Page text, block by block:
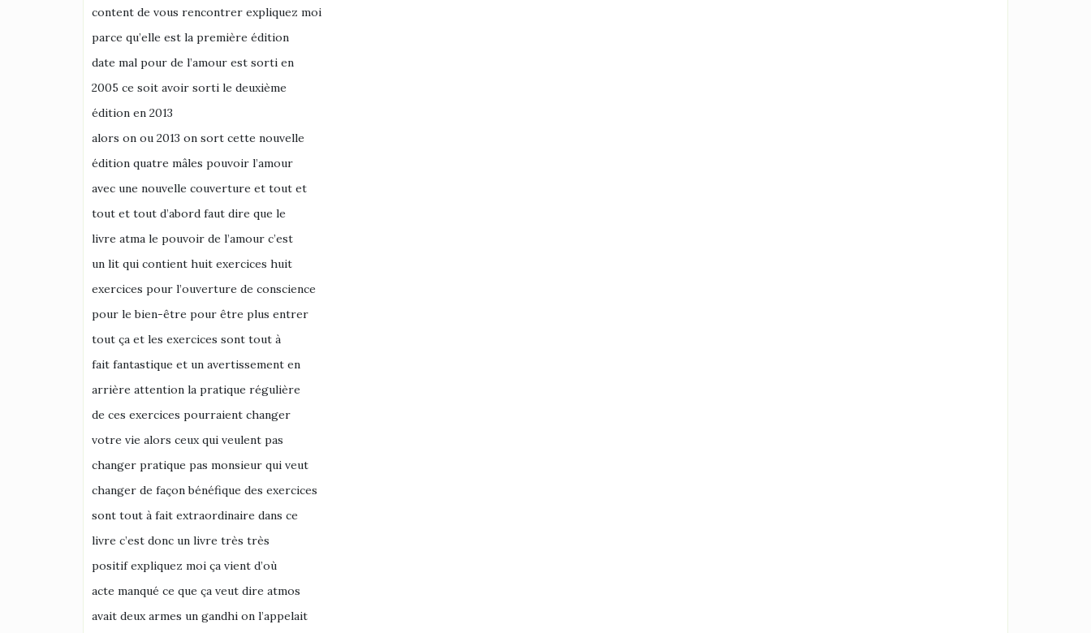
content de vous rencontrer expliquez moi
parce qu’elle est la première édition
date mal pour de l’amour est sorti en
2005 ce soit avoir sorti le deuxième
édition en 2013
alors on ou 2013 on sort cette nouvelle
édition quatre mâles pouvoir l’amour
avec une nouvelle couverture et tout et
tout et tout d’abord faut dire que le
livre atma le pouvoir de l’amour c’est
un lit qui contient huit exercices huit
exercices pour l’ouverture de conscience
pour le bien-être pour être plus entrer
tout ça et les exercices sont tout à
fait fantastique et un avertissement en
arrière attention la pratique régulière
de ces exercices pourraient changer
votre vie alors ceux qui veulent pas
changer pratique pas monsieur qui veut
changer de façon bénéfique des exercices
sont tout à fait extraordinaire dans ce
livre c’est donc un livre très très
positif expliquez moi ça vient d’où
acte manqué ce que ça veut dire atmos
avait deux armes un gandhi on l’appelait